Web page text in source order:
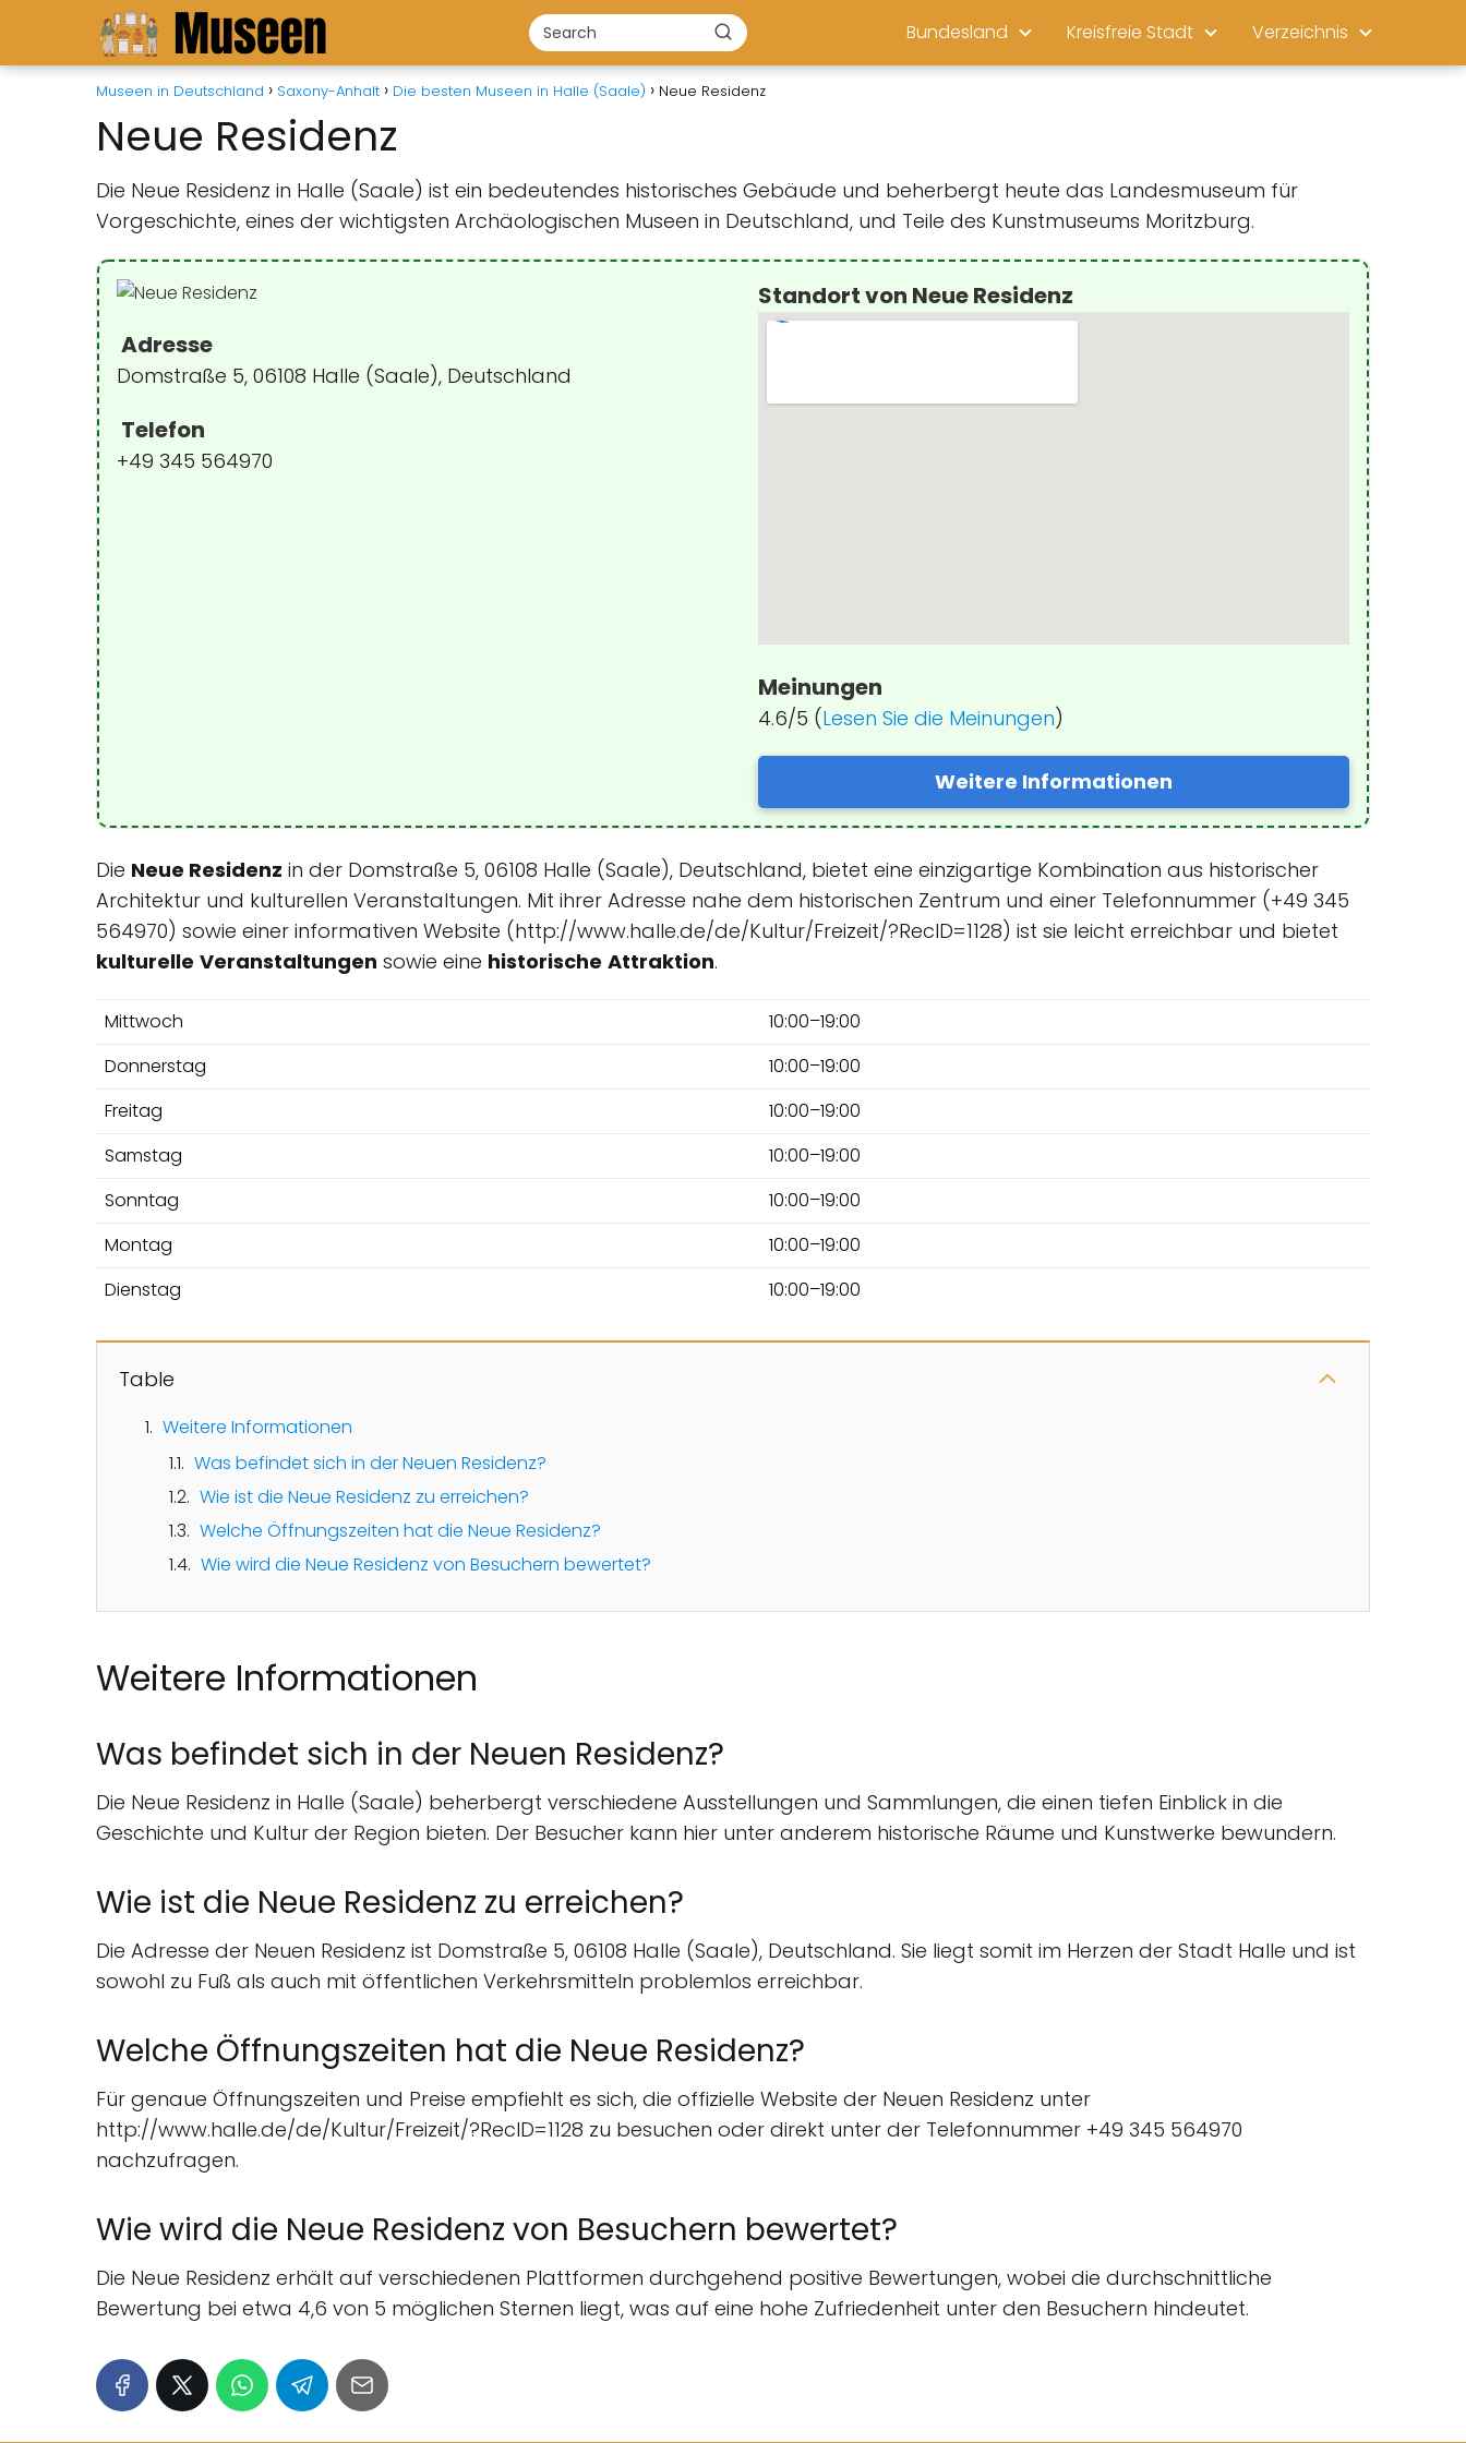
Bundesland Kreisfreie Stadt Verzeichnis
Museen in Deutschland Saxony-Anhalt Die besten Museen in Halle (Saale) Neue Residenz
Neue Residenz
Die Neue Residenz in Halle (Saale) ist ein bedeutendes historisches Gebäude und beherbergt heute das Landesmuseum für
Vorgeschichte, eines der wichtigsten Archäologischen Museen in Deutschland, und Teile des Kunstmuseums Moritzburg.
Adresse
Domstraße 5, 06108 Halle (Saale), Deutschland
Telefon
+49 345 564970
Standort von Neue Residenz
Meinungen
4.6/5 (Lesen Sie die Meinungen)
Weitere Informationen
Die Neue Residenz in der Domstraße 5, 06108 Halle (Saale), Deutschland, bietet eine einzigartige Kombination aus historischer
Architektur und kulturellen Veranstaltungen. Mit ihrer Adresse nahe dem historischen Zentrum und einer Telefonnummer (+49 345
564970) sowie einer informativen Website (http://www.halle.de/de/Kultur/Freizeit/?RecID=1128) ist sie leicht erreichbar und bietet
kulturelle Veranstaltungen sowie eine historische Attraktion.
Mittwoch
10:00–19:00
Donnerstag
10:00–19:00
Freitag
10:00–19:00
Samstag
10:00–19:00
Sonntag
10:00–19:00
Montag
10:00–19:00
Dienstag
10:00–19:00
Table
Weitere Informationen
Was befindet sich in der Neuen Residenz?
Wie ist die Neue Residenz zu erreichen?
Welche Öffnungszeiten hat die Neue Residenz?
Wie wird die Neue Residenz von Besuchern bewertet?
Weitere Informationen
Was befindet sich in der Neuen Residenz?
Die Neue Residenz in Halle (Saale) beherbergt verschiedene Ausstellungen und Sammlungen, die einen tiefen Einblick in die
Geschichte und Kultur der Region bieten. Der Besucher kann hier unter anderem historische Räume und Kunstwerke bewundern.
Wie ist die Neue Residenz zu erreichen?
Die Adresse der Neuen Residenz ist Domstraße 5, 06108 Halle (Saale), Deutschland. Sie liegt somit im Herzen der Stadt Halle und ist
sowohl zu Fuß als auch mit öffentlichen Verkehrsmitteln problemlos erreichbar.
Welche Öffnungszeiten hat die Neue Residenz?
Für genaue Öffnungszeiten und Preise empfiehlt es sich, die offizielle Website der Neuen Residenz unter
http://www.halle.de/de/Kultur/Freizeit/?RecID=1128 zu besuchen oder direkt unter der Telefonnummer +49 345 564970
nachzufragen.
Wie wird die Neue Residenz von Besuchern bewertet?
Die Neue Residenz erhält auf verschiedenen Plattformen durchgehend positive Bewertungen, wobei die durchschnittliche
Bewertung bei etwa 4,6 von 5 möglichen Sternen liegt, was auf eine hohe Zufriedenheit unter den Besuchern hindeutet.